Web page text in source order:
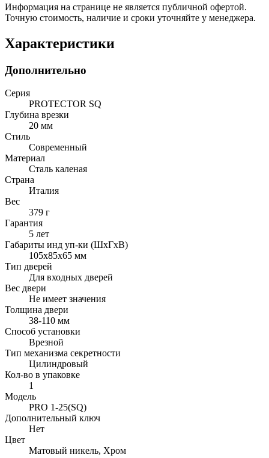
Информация на странице не является публичной офертой.
Точную стоимость, наличие и сроки уточняйте у менеджера.
Характеристики
Дополнительно
Серия
PROTECTOR SQ
Глубина врезки
20 мм
Стиль
Современный
Материал
Сталь каленая
Страна
Италия
Вес
379 г
Гарантия
5 лет
Габариты инд уп-ки (ШхГхВ)
105x85x65 мм
Тип дверей
Для входных дверей
Вес двери
Не имеет значения
Толщина двери
38-110 мм
Способ установки
Врезной
Тип механизма секретности
Цилиндровый
Кол-во в упаковке
1
Модель
PRO 1-25(SQ)
Дополнительный ключ
Нет
Цвет
Матовый никель, Хром